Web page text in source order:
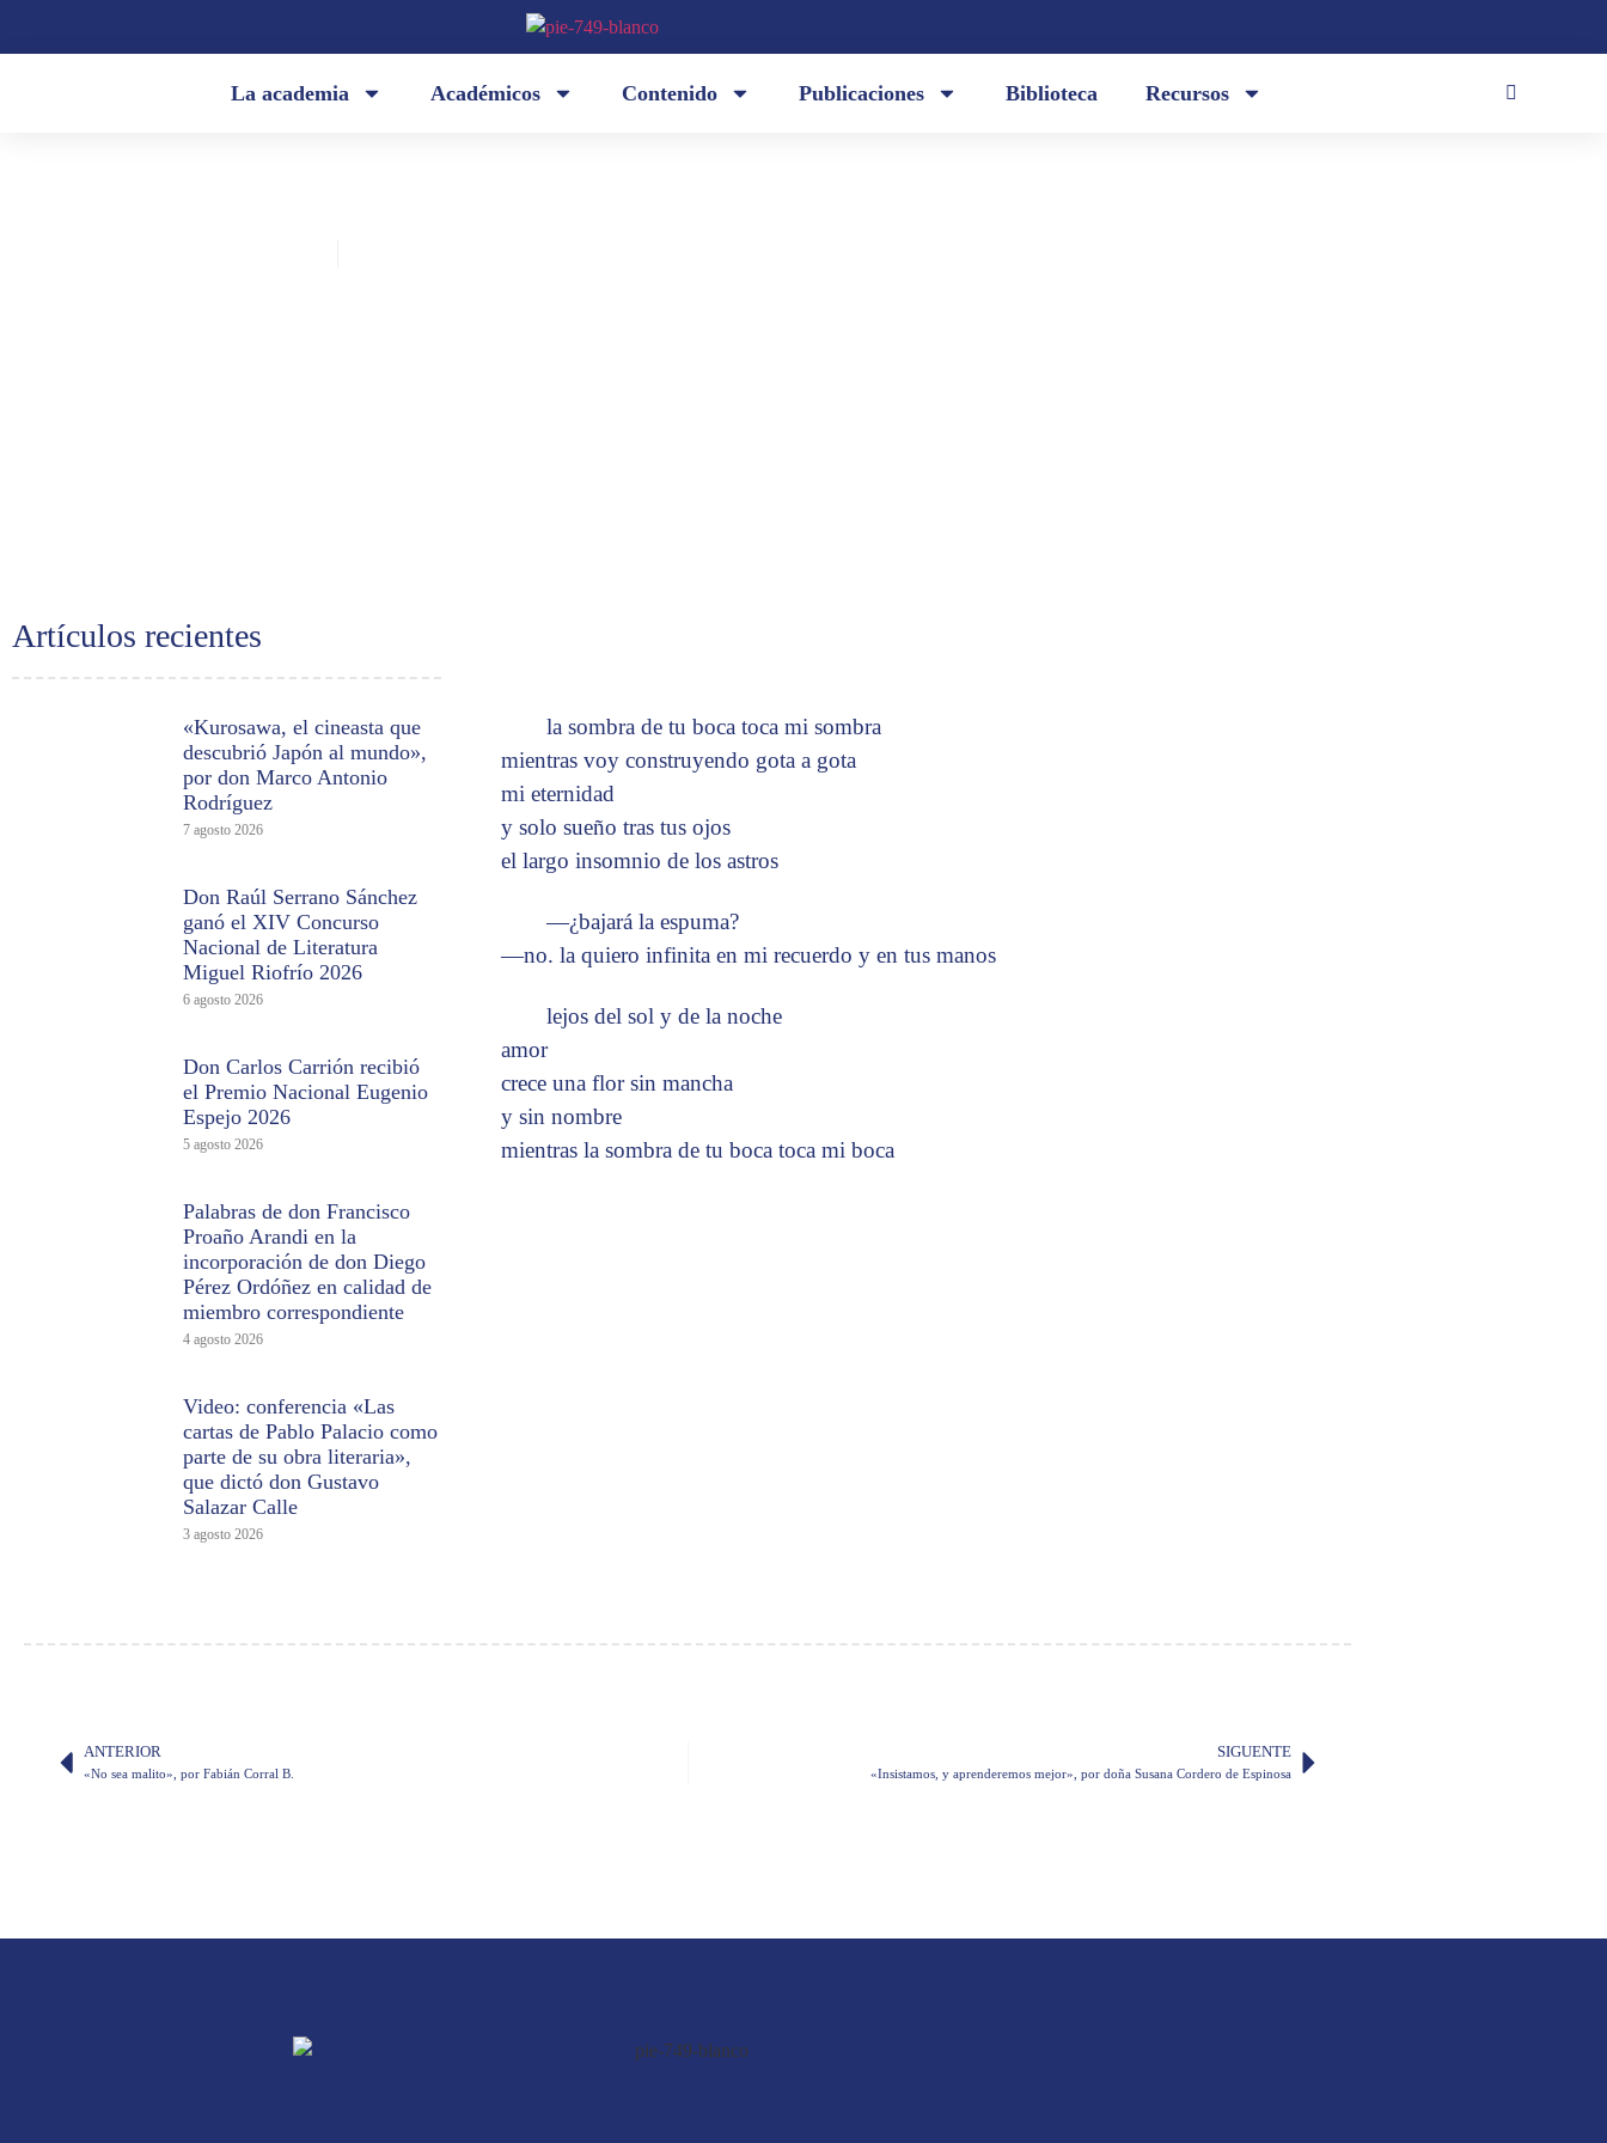
La academia Académicos Contenido Publicaciones Biblioteca Recursos
Artículos recientes
«Kurosawa, el cineasta que
descubrió Japón al mundo»,
por don Marco Antonio
Rodríguez
7 agosto 2026
Don Raúl Serrano Sánchez
ganó el XIV Concurso
Nacional de Literatura
Miguel Riofrío 2026
6 agosto 2026
Don Carlos Carrión recibió
el Premio Nacional Eugenio
Espejo 2026
5 agosto 2026
Palabras de don Francisco
Proaño Arandi en la
incorporación de don Diego
Pérez Ordóñez en calidad de
miembro correspondiente
4 agosto 2026
Video: conferencia «Las
cartas de Pablo Palacio como
parte de su obra literaria»,
que dictó don Gustavo
Salazar Calle
3 agosto 2026
la sombra de tu boca toca mi sombra
mientras voy construyendo gota a gota
mi eternidad
y solo sueño tras tus ojos
el largo insomnio de los astros
—¿bajará la espuma?
—no. la quiero infinita en mi recuerdo y en tus manos
lejos del sol y de la noche
amor
crece una flor sin mancha
y sin nombre
mientras la sombra de tu boca toca mi boca
ANTERIOR
«No sea malito», por Fabián Corral B.
SIGUENTE
«Insistamos, y aprenderemos mejor», por doña Susana Cordero de Espinosa